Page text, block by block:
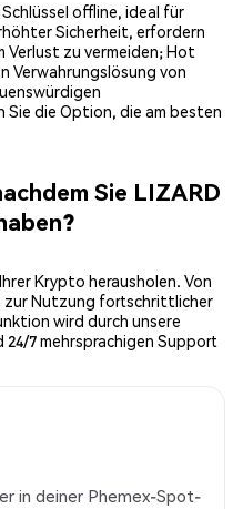
offline, ideal für
Sicherheit, erfordern
Verlust zu vermeiden; Hot
Verwahrungslösung von
Sie die Option, die am besten
Sie LIZARD
Krypto herausholen. Von
zur Nutzung fortschrittlicher
wird durch unsere
7 mehrsprachigen Support
in deiner Phemex-Spot-